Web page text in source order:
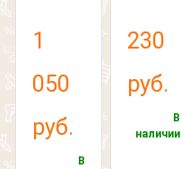
1
050
руб.
В
230
руб.
В
наличии